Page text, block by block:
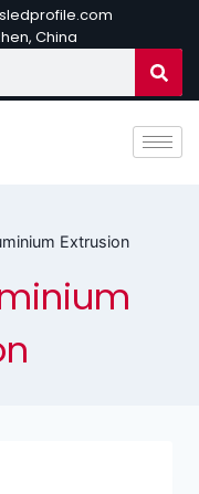
China
Extrusion